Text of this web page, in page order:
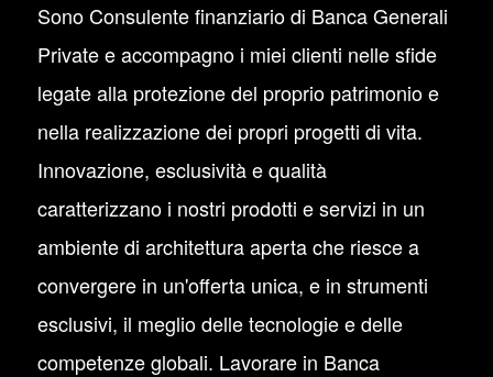
Sono Consulente finanziario di Banca Generali
Private e accompagno i miei clienti nelle sfide
legate alla protezione del proprio patrimonio e
nella realizzazione dei propri progetti di vita.
Innovazione, esclusività e qualità
caratterizzano i nostri prodotti e servizi in un
ambiente di architettura aperta che riesce a
convergere in un'offerta unica, e in strumenti
esclusivi, il meglio delle tecnologie e delle
competenze globali. Lavorare in Banca